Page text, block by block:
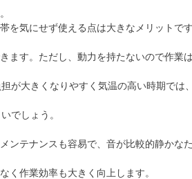
を気にせず使える点は大きなメリットです
ます。ただし、動力を持たないので作業
が大きくなりやすく気温の高い時期では
でしょう。
ンテナンスも容易で、音が比較的静かな
く作業効率も大きく向上します。